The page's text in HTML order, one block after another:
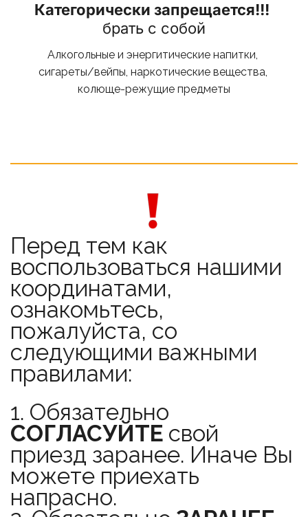
Категорически запрещается!!!
брать с собой
Алкогольные и энергитические напитки,
сигареты/вейпы, наркотические вещества,
колюще-режущие предметы
Перед тем как
воспользоваться нашими
координатами,
ознакомьтесь,
пожалуйста, со
следующими важными
правилами:
СОГЛАСУЙТЕ свой
приезд заранее. Иначе Вы
можете приехать
напрасно.